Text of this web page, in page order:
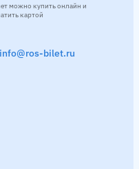
info@ros-bilet.ru
можно купить онлайн и
картой